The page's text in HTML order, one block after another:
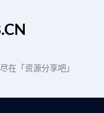
在「资源分享吧」